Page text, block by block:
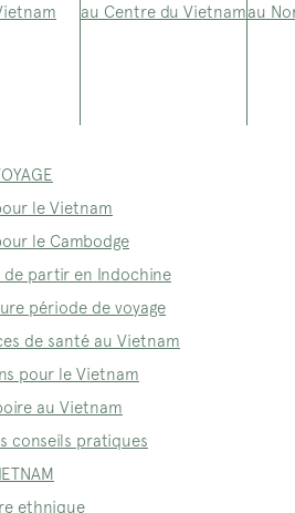
au Centre du Vietnamau
le Vietnam
le Cambodge
de partir en Indochine
période de voyage
de santé au Vietnam
pour le Vietnam
au Vietnam
conseils pratiques
ethnique